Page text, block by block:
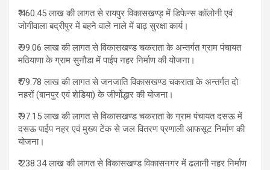
₹ 460.45 लाख की लागत से रायपुर विकासखण्ड़ में डिफेन्स कॉलोनी एवं
जोगीवाला बद्रीपुर में बहने वाले नाले में बाढ़ सुरक्षा कार्य।
₹ 99.06 लाख की लागत से विकासखण्ड चकराता के अन्तर्गत ग्राम पंचायत
मठियाणा के ग्राम सुनौडा में पाईप नहर निर्माण की योजना।
₹ 79.78 लाख की लागत से जनजाति विकासखण्ड चकराता के अन्तर्गत दो
नहरों (बानपुर एवं शेडिया) के जीर्णोद्धार की योजना।
₹ 97.15 लाख की लागत से विकासखण्ड चकराता के ग्राम पंचायत दसऊ में
दसऊ पाईप नहर एवं मुख्य टेंक से जल वितरण प्रणाली आफसूट निर्माण की
योजना।
₹ 238.34 लाख की लागत से विकासखण्ड विकासनगर में ढलानी नहर निर्माण